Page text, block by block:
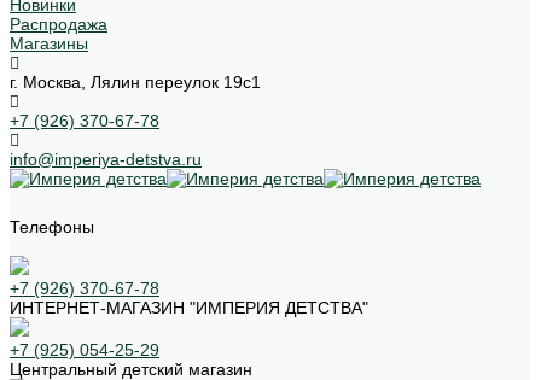
Новинки
Распродажа
Магазины
г. Москва, Лялин переулок 19с1
+7 (926) 370-67-78
info@imperiya-detstva.ru
Телефоны
+7 (926) 370-67-78
ИНТЕРНЕТ-МАГАЗИН "ИМПЕРИЯ ДЕТСТВА"
+7 (925) 054-25-29
Центральный детский магазин